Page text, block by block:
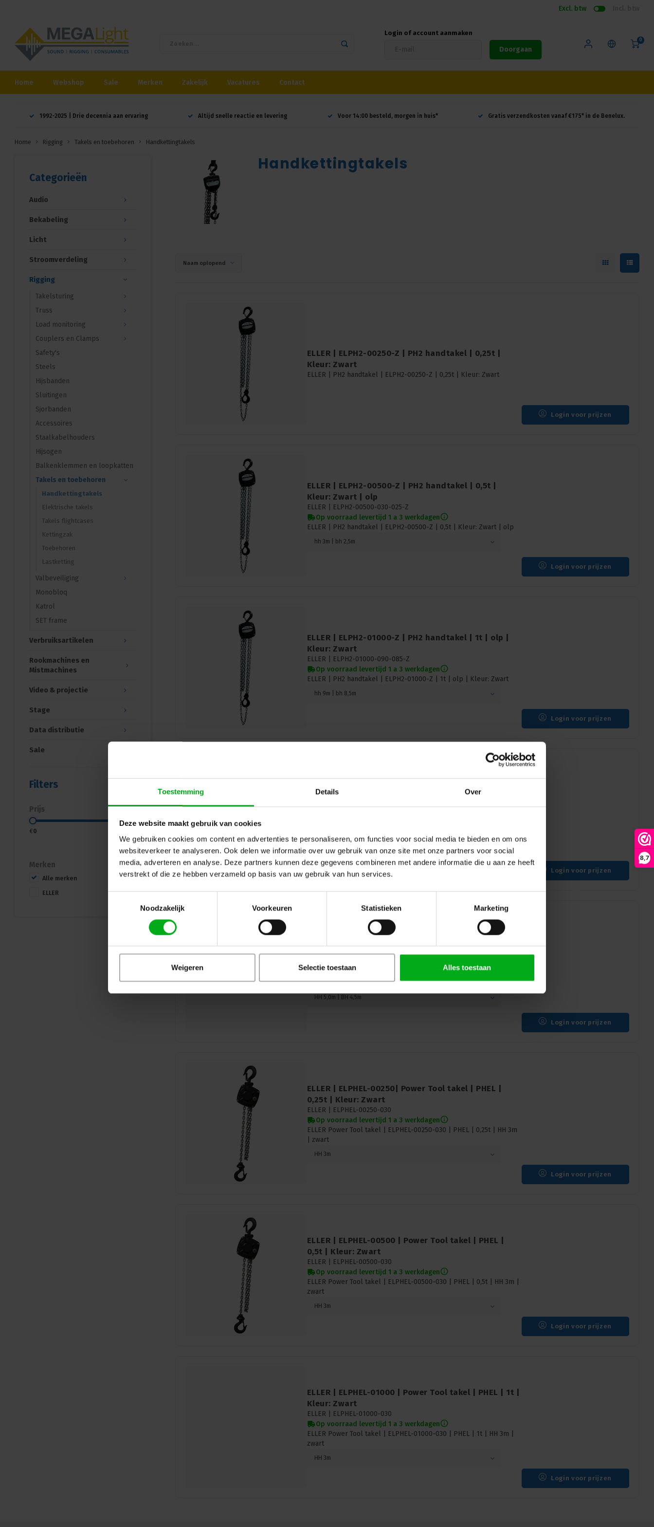
Toestemming Details Over
Deze website maakt gebruik van cookies
We gebruiken cookies om content en advertenties te personaliseren, om functies voor social media te bieden en om ons
websiteverkeer te analyseren. Ook delen we informatie over uw gebruik van onze site met onze partners voor social
media, adverteren en analyse. Deze partners kunnen deze gegevens combineren met andere informatie die u aan ze heeft
verstrekt of die ze hebben verzameld op basis van uw gebruik van hun services.
Noodzakelijk
Voorkeuren Statistieken Marketing
Weigeren Selectie toestaan Alles toestaan
8,7
Excl. btw
Login of account aanmaken
Doorgaan
0
Home Webshop Sale Merken Zakelijk Vacatures Contact
1992-2025 | Drie decennia aan ervaring Altijd snelle reactie en levering Voor 14:00 besteld, morgen in huis* Gratis verzendkosten vanaf €175* in de Benelux.
Home Rigging Takels en toebehoren Handkettingtakels
Categorieën
Audio
Bekabeling
Licht
Stroomverdeling
Rigging
Takelsturing
Truss
Load monitoring
Couplers en Clamps
Safety's
Steels
Hijsbanden
Sluitingen
Sjorbanden
Accessoires
Staalkabelhouders
Hijsogen
Balkenklemmen en loopkatten
Takels en toebehoren
Handkettingtakels
Elektrische takels
Takels flightcases
Kettingzak
Toebehoren
Lastketting
Valbeveiliging
Monobloq
Katrol
SET frame
Verbruiksartikelen
Rookmachines en
Mistmachines
Video & projectie
Stage
Data distributie
Sale
Filters
Prijs
€0
Merken
Alle merken
ELLER
Handkettingtakels
Naam oplopend
ELLER | ELPH2-00250-Z | PH2 handtakel | 0,25t |
Kleur: Zwart
ELLER | PH2 handtakel | ELPH2-00250-Z | 0,25t | Kleur: Zwart
Login voor prijzen
ELLER | ELPH2-00500-Z | PH2 handtakel | 0,5t |
Kleur: Zwart | olp
ELLER |
ELPH2-00500-030-025-Z
Op voorraad levertijd 1 a 3 werkdagen
ELLER | PH2 handtakel | ELPH2-00500-Z | 0,5t | Kleur: Zwart | olp
hh 3m | bh 2,5m
Login voor prijzen
ELLER | ELPH2-01000-Z | PH2 handtakel | 1t | olp |
Kleur: Zwart
ELLER |
ELPH2-01000-090-085-Z
Op voorraad levertijd 1 a 3 werkdagen
ELLER | PH2 handtakel | ELPH2-01000-Z | 1t | olp | Kleur: Zwart
hh 9m | bh 8,5m
Login voor prijzen
ELLER | ELPHE1-00500-Z | PHE1 handtakel | 0,5t |
Login voor prijzen
Kleur: Zwart
ELLER |
Op voorraad levertijd 1 a 3 werkdagen
ELLER | handtakel | ELPHE1-01000-Z | PHE1 | 1,0t | Kleur: Zwart
HH 5,0m | BH 4,5m
Login voor prijzen
ELLER | ELPHEL-00250| Power Tool takel | PHEL |
0,25t | Kleur: Zwart
ELLER |
ELPHEL-00250-030
Op voorraad levertijd 1 a 3 werkdagen
ELLER Power Tool takel | ELPHEL-00250-030 | PHEL | 0,25t | HH 3m
| zwart
HH 3m
Login voor prijzen
ELLER | ELPHEL-00500 | Power Tool takel | PHEL |
0,5t | Kleur: Zwart
ELLER |
ELPHEL-00500-030
Op voorraad levertijd 1 a 3 werkdagen
ELLER Power Tool takel | ELPHEL-00500-030 | PHEL | 0,5t | HH 3m |
zwart
HH 3m
Login voor prijzen
ELLER | ELPHEL-01000 | Power Tool takel | PHEL | 1t |
Kleur: Zwart
ELLER |
ELPHEL-01000-030
Op voorraad levertijd 1 a 3 werkdagen
ELLER Power Tool takel | ELPHEL-01000-030 | PHEL | 1t | HH 3m |
zwart
HH 3m
Login voor prijzen